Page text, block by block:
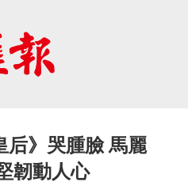
后》哭腫臉 馬麗
韌動人心